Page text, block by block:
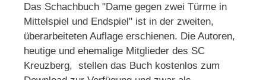
Das Schachbuch "Dame gegen zwei Türme in
Mittelspiel und Endspiel" ist in der zweiten,
überarbeiteten Auflage erschienen. Die Autoren,
heutige und ehemalige Mitglieder des SC
Kreuzberg, stellen das Buch kostenlos zum